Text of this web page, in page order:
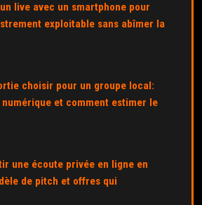
live avec un smartphone pour
exploitable sans abîmer la
choisir pour un groupe local:
et comment estimer le
une écoute privée en ligne en
de pitch et offres qui